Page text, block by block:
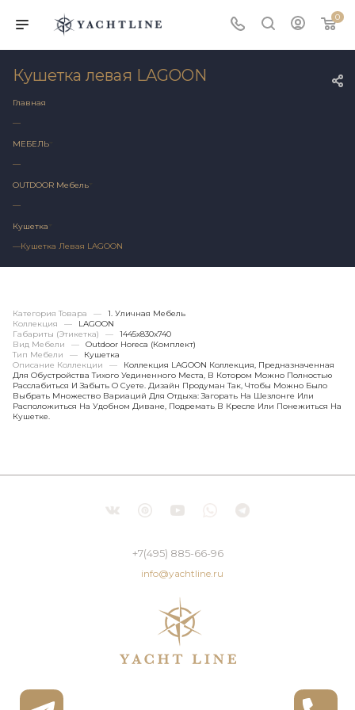
0
Кушетка левая LAGOON
Главная
—
МЕБЕЛЬ
—
OUTDOOR Мебель
—
Кушетка
—Кушетка Левая LAGOON
Категория Товара —
1. Уличная Мебель
Коллекция
—
LAGOON
Габариты (этикетка)
—
1445х830x740
Вид Мебели
—
Outdoor Horeca (Комплект)
Тип Мебели
—
Кушетка
Описание Коллекции
—
Коллекция LAGOON Коллекция, Предназначенная
Для Обустройства Тихого Уединенного Места, В Котором Можно Полностью
Расслабиться И Забыть О Суете. Дизайн Продуман Так, Чтобы Можно Было
Выбрать Множество Вариаций Для Отдыха: Загорать На Шезлонге Или
Расположиться На Удобном Диване, Подремать В Кресле Или Понежиться На
Кушетке.
+7(495) 885-66-96
info@yachtline.ru